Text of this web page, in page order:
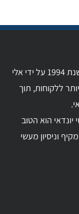
מרכזי השירות הילוך שישי יונדאי הוקמו בשנת 1994 על ידי אלי
ללקוחות, תוך
הוא הטוב
וניסיון מעשי